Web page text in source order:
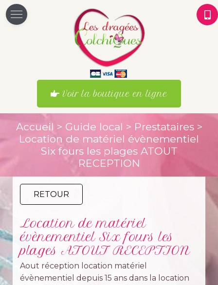
Voir la boutique en ligne
Accueil > Guide local > Prestataires>
Location de matériel évènementiel
Six fours les plages ATOUT
RECEPTION
RETOUR
Location de matériel
évènementiel Six fours les
plages ATOUT RECEPTION
Aout réception location matériel
évènementiel depuis 15 ans dans la location